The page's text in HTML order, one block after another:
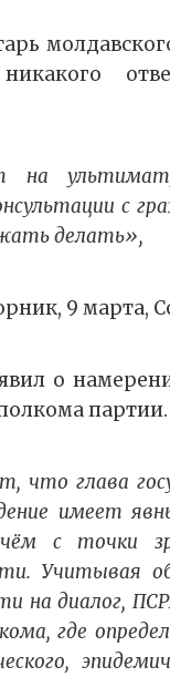
на
с
делать»,
9 марта,
о
партии.
что глава
имеет
с точки
Учитывая
на диалог,
где